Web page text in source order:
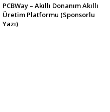
PCBWay – Akıllı Donanım Akıllı
Üretim Platformu (Sponsorlu
Yazı)